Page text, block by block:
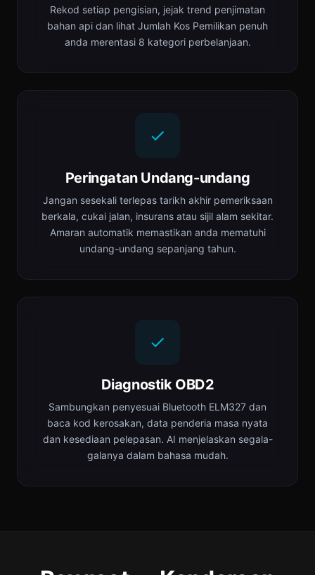
Rekod setiap pengisian, jejak trend penjimatan
bahan api dan lihat Jumlah Kos Pemilikan penuh
anda merentasi 8 kategori perbelanjaan.
Peringatan Undang-undang
Jangan sesekali terlepas tarikh akhir pemeriksaan
berkala, cukai jalan, insurans atau sijil alam sekitar.
Amaran automatik memastikan anda mematuhi
undang-undang sepanjang tahun.
Diagnostik OBD2
Sambungkan penyesuai Bluetooth ELM327 dan
baca kod kerosakan, data penderia masa nyata
dan kesediaan pelepasan. AI menjelaskan segala-
galanya dalam bahasa mudah.